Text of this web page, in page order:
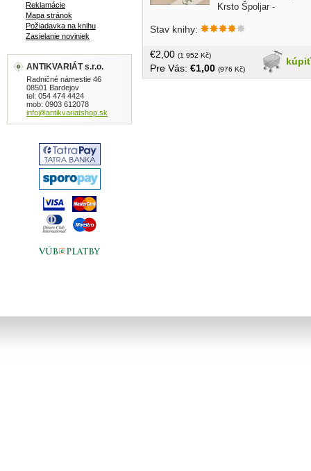
Krsto Špoljar -
vývoj ľúbostnej tematiky v jednotlivých
4500 ks nákladu, 312 strán, väčší
formát
Stav knihy:
kúpiť
€2,00 (1 952 Kč)
Pre Vás: €1,00 (976 Kč)
Reklamácie
Mapa stránok
Požiadavka na knihu
Zasielanie noviniek
ANTIKVARIÁT s.r.o.
Radničné námestie 46
08501 Bardejov
tel: 054 474 4424
mob: 0903 612078
info@antikvariatshop.sk